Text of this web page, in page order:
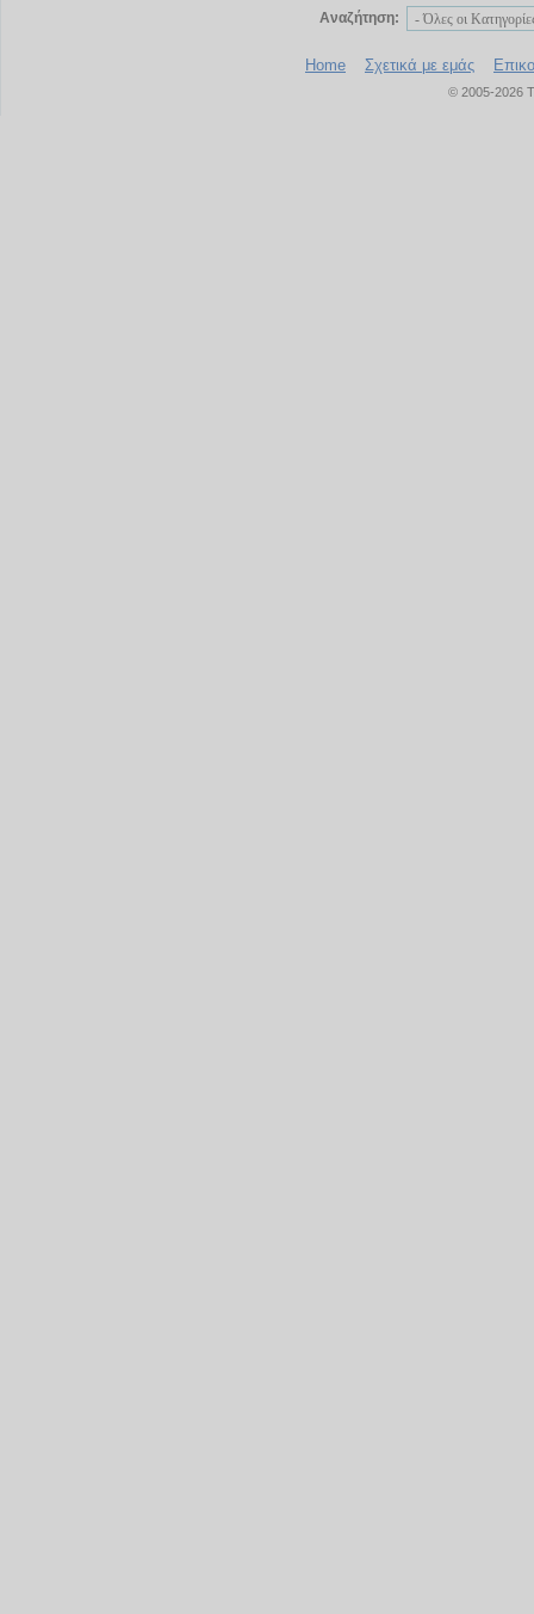
Αναζήτηση:
Home Σχετικά με εμάς
© 2005-2026